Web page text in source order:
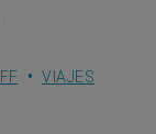
VIAJES